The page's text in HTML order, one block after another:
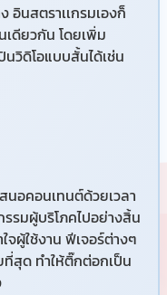
อินสตราเเกรมเองก็
ดียวกัน โดยเพิ่ม
นวิดิโอแบบสั้นได้เช่น
นอคอนเทนต์ด้วยเวลา
รมผู้บริโภคไปอย่างสิ้น
จผู้ใช้งาน ฟีเจอร์ต่างๆ
ที่สุด ทำให้ติ๊กต่อกเป็น